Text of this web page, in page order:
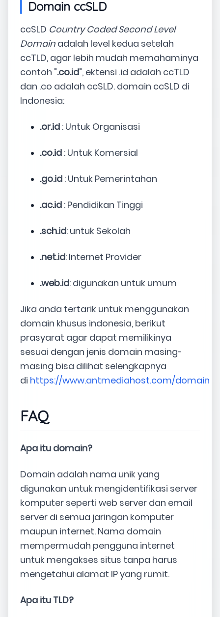
Domain ccSLD
ccSLD Country Coded Second Level
Domain adalah level kedua setelah
ccTLD, agar lebih mudah memahaminya
contoh ".co.id", ektensi .id adalah ccTLD
dan .co adalah ccSLD. domain ccSLD di
Indonesia:
.or.id : Untuk Organisasi
.co.id : Untuk Komersial
.go.id : Untuk Pemerintahan
.ac.id : Pendidikan Tinggi
.sch.id: untuk Sekolah
.net.id: Internet Provider
.web.id: digunakan untuk umum
Jika anda tertarik untuk menggunakan
domain khusus indonesia, berikut
prasyarat agar dapat memilikinya
sesuai dengan jenis domain masing-
masing bisa dilihat selengkapnya
di https://www.antmediahost.com/domain
FAQ
Apa itu domain?
Domain adalah nama unik yang
digunakan untuk mengidentifikasi server
komputer seperti web server dan email
server di semua jaringan komputer
maupun internet. Nama domain
mempermudah pengguna internet
untuk mengakses situs tanpa harus
mengetahui alamat IP yang rumit.
Apa itu TLD?